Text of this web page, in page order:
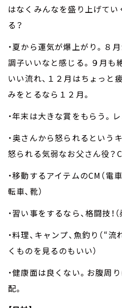
はなくみんなを盛り上げて
る？
・夏から運気が爆上がり。８
調子いいなと感じる。９月も
いい流れ、１２月はちょっと
みをとるなら１２月。
・年末は大きな賞をもらう。
・奥さんから怒られるという
怒られる気弱なお父さん役？
・移動するアイテムのCM （電
転車、靴）
・習い事をするなら、格闘技！
・料理、キャンプ、魚釣り（“
くものを見るのもいい）
・健康面は良くない。お腹周
配。